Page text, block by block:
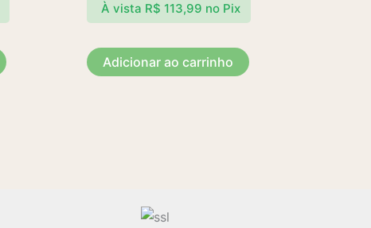
À vista R$ 113,99 no Pix
Adicionar ao carrinho